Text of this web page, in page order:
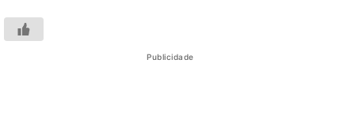
Publicidade